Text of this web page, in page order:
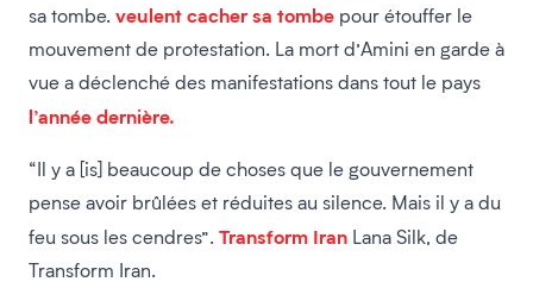
sa tombe. veulent cacher sa tombe pour étouffer le
mouvement de protestation. La mort d’Amini en garde à
vue a déclenché des manifestations dans tout le pays
l’année dernière.
“Il y a [is] beaucoup de choses que le gouvernement
pense avoir brûlées et réduites au silence. Mais il y a du
feu sous les cendres”. Transform Iran Lana Silk, de
Transform Iran.